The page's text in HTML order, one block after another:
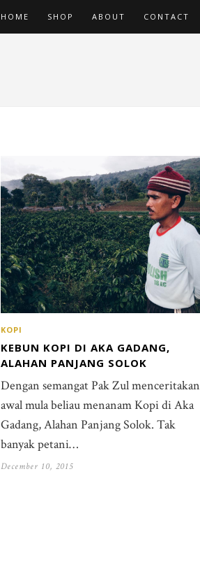
HOME SHOP ABOUT CONTACT
KOPI
KEBUN KOPI DI AKA GADANG,
ALAHAN PANJANG SOLOK
Dengan semangat Pak Zul menceritakan
awal mula beliau menanam Kopi di Aka
Gadang, Alahan Panjang Solok. Tak
banyak petani…
December 10, 2015